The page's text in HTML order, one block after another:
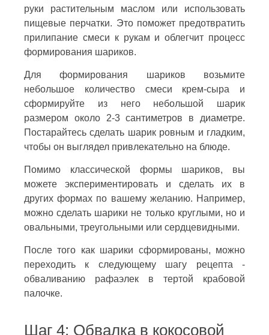
руки растительным маслом или использовать
пищевые перчатки. Это поможет предотвратить
прилипание смеси к рукам и облегчит процесс
формирования шариков.
Для формирования шариков возьмите
небольшое количество смеси крем-сыра и
сформируйте из него небольшой шарик
размером около 2-3 сантиметров в диаметре.
Постарайтесь сделать шарик ровным и гладким,
чтобы он выглядел привлекательно на блюде.
Помимо классической формы шариков, вы
можете экспериментировать и сделать их в
других формах по вашему желанию. Например,
можно сделать шарики не только круглыми, но и
овальными, треугольными или сердцевидными.
После того как шарики сформированы, можно
переходить к следующему шагу рецепта -
обваливанию рафаэлек в тертой крабовой
палочке.
Шаг 4: Обвалка в кокосовой